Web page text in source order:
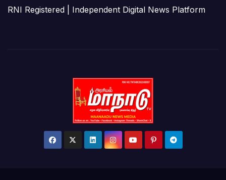
RNI Registered | Independent Digital News Platform